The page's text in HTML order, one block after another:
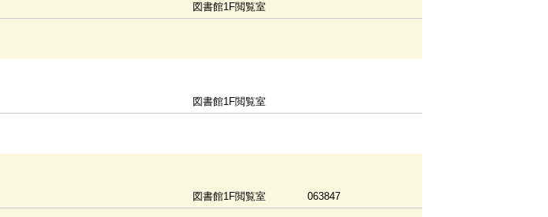
図書館1F閲覧室
図書館1F閲覧室
図書館1F閲覧室 063847